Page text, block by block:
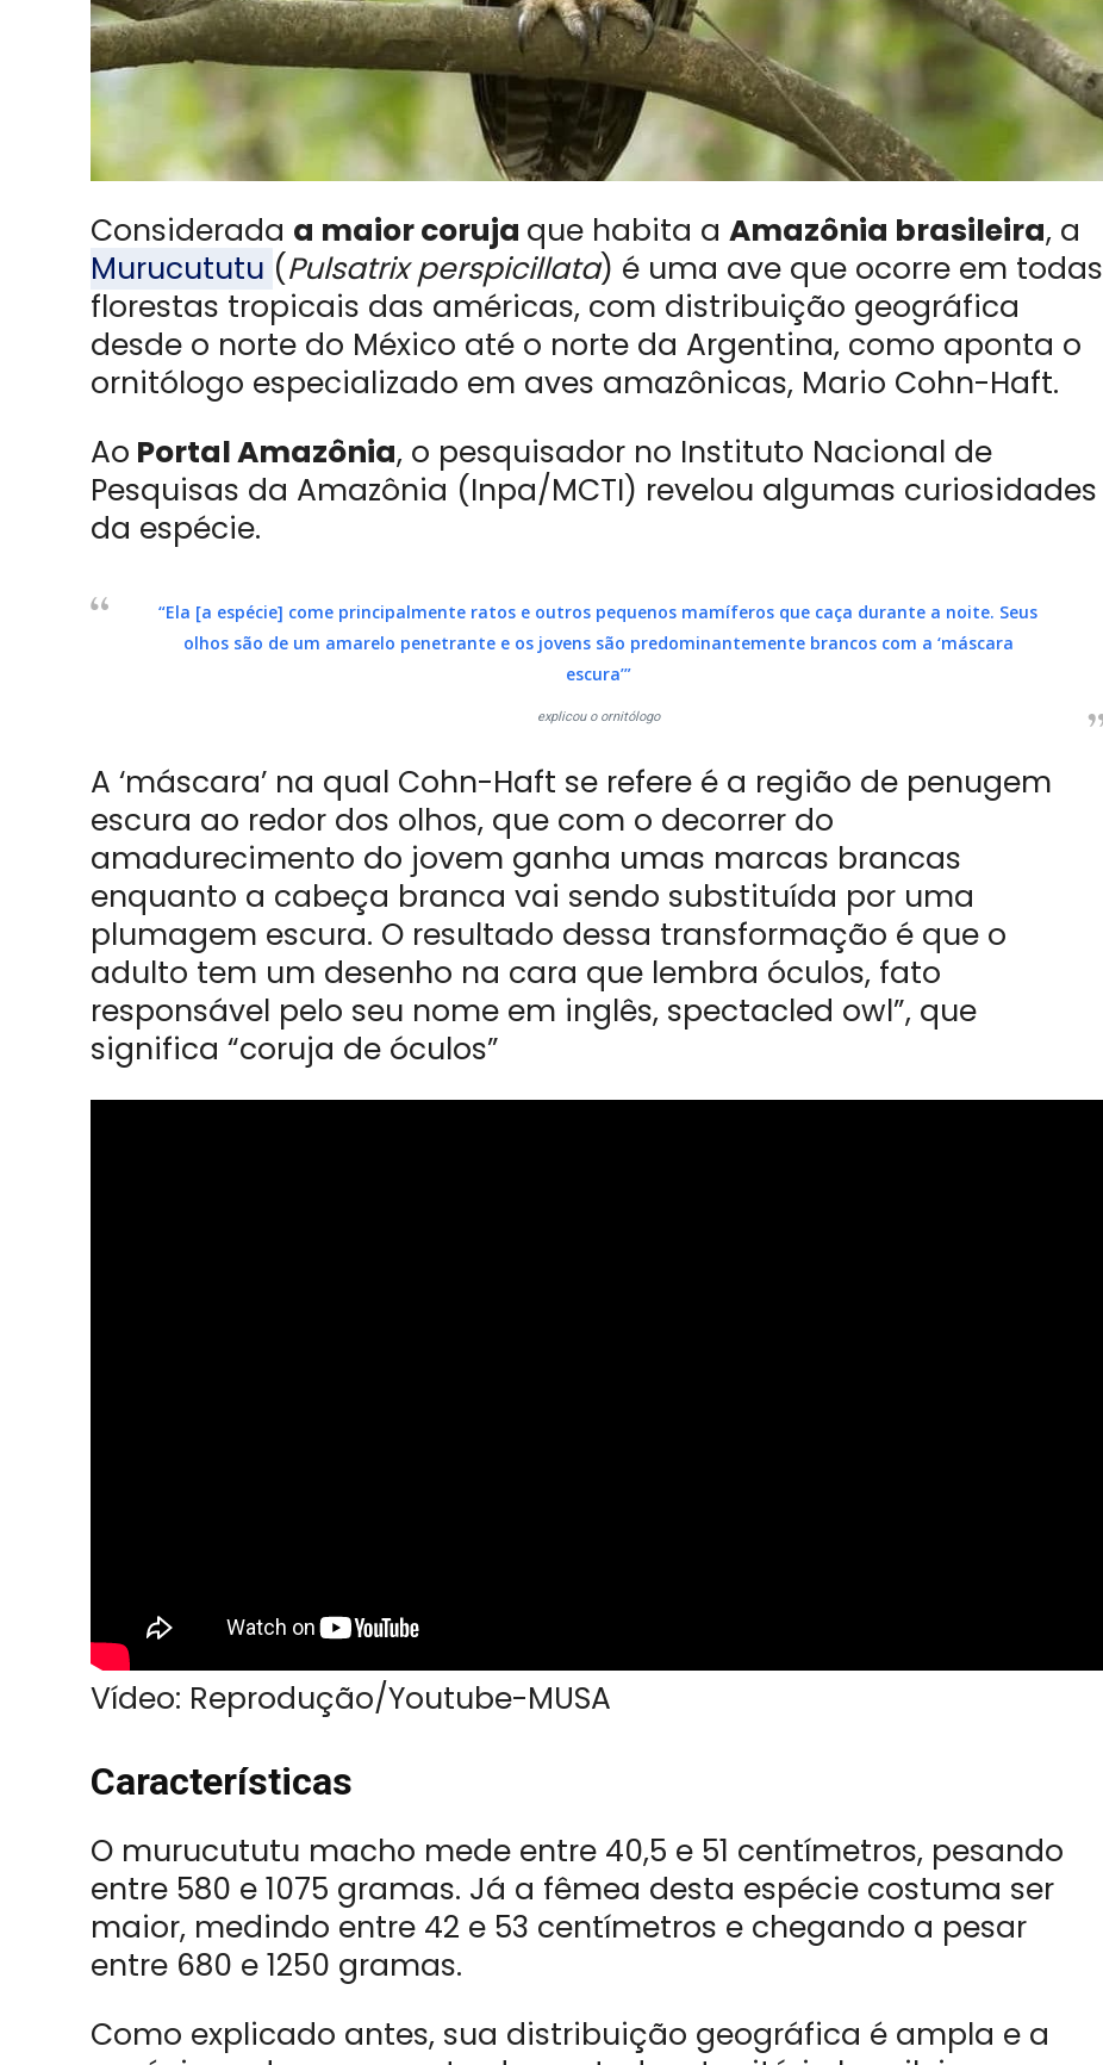
Considerada a maior coruja que habita a Amazônia brasileira, a
Murucututu (Pulsatrix perspicillata) é uma ave que ocorre em todas
florestas tropicais das américas, com distribuição geográfica
desde o norte do México até o norte da Argentina, como aponta o
ornitólogo especializado em aves amazônicas, Mario Cohn-Haft.
Ao Portal Amazônia, o pesquisador no Instituto Nacional de
Pesquisas da Amazônia (Inpa/MCTI) revelou algumas curiosidades
da espécie.
“Ela [a espécie] come principalmente ratos e outros pequenos mamíferos que caça durante a noite. Seus
olhos são de um amarelo penetrante e os jovens são predominantemente brancos com a ‘máscara
escura’”
explicou o ornitólogo
A ‘máscara’ na qual Cohn-Haft se refere é a região de penugem
escura ao redor dos olhos, que com o decorrer do
amadurecimento do jovem ganha umas marcas brancas
enquanto a cabeça branca vai sendo substituída por uma
plumagem escura. O resultado dessa transformação é que o
adulto tem um desenho na cara que lembra óculos, fato
responsável pelo seu nome em inglês, spectacled owl”, que
significa “coruja de óculos”
Vídeo: Reprodução/Youtube-MUSA
Características
O murucututu macho mede entre 40,5 e 51 centímetros, pesando
entre 580 e 1075 gramas. Já a fêmea desta espécie costuma ser
maior, medindo entre 42 e 53 centímetros e chegando a pesar
entre 680 e 1250 gramas.
Como explicado antes, sua distribuição geográfica é ampla e a